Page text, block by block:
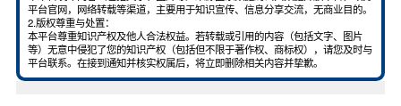
平台官网，网络转载等渠道，主要用于知识宣传、信息分享交流，无商业目的。
2.版权尊重与处置：
本平台尊重知识产权及他人合法权益。若转载或引用的内容（包括文字、图片
等）无意中侵犯了您的知识产权（包括但不限于著作权、商标权），请您及时与
平台联系。在接到通知并核实权属后，将立即删除相关内容并挚歉。